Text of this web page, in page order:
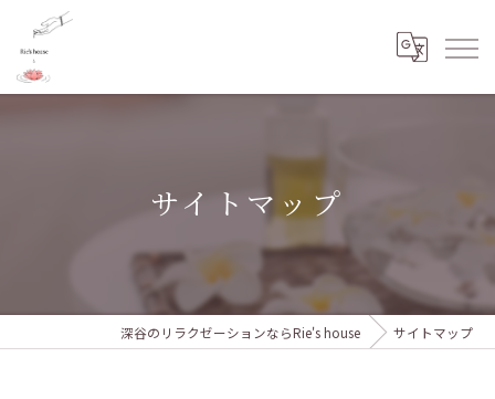
サイトマップ
深谷のリラクゼーションならRie's house サイトマップ